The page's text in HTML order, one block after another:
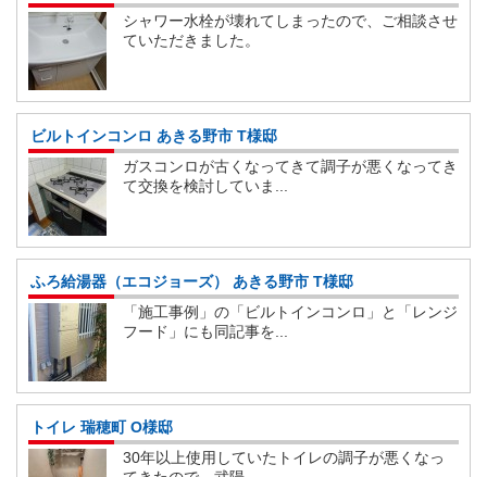
シャワー水栓が壊れてしまったので、ご相談させ
ていただきました。
ビルトインコンロ あきる野市 T様邸
ガスコンロが古くなってきて調子が悪くなってき
て交換を検討していま...
ふろ給湯器（エコジョーズ） あきる野市 T様邸
「施工事例」の「ビルトインコンロ」と「レンジ
フード」にも同記事を...
トイレ 瑞穂町 O様邸
30年以上使用していたトイレの調子が悪くなっ